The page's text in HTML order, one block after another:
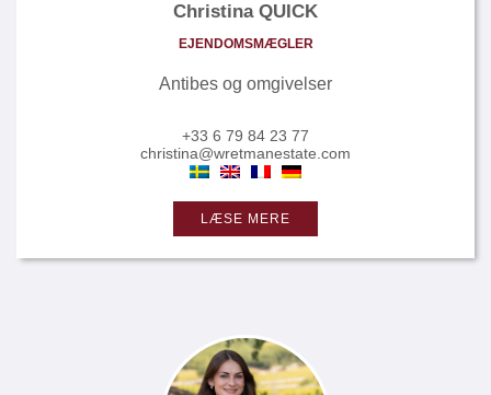
Christina QUICK
EJENDOMSMÆGLER
Antibes og omgivelser
+33 6 79 84 23 77
christina@wretmanestate.com
LÆSE MERE